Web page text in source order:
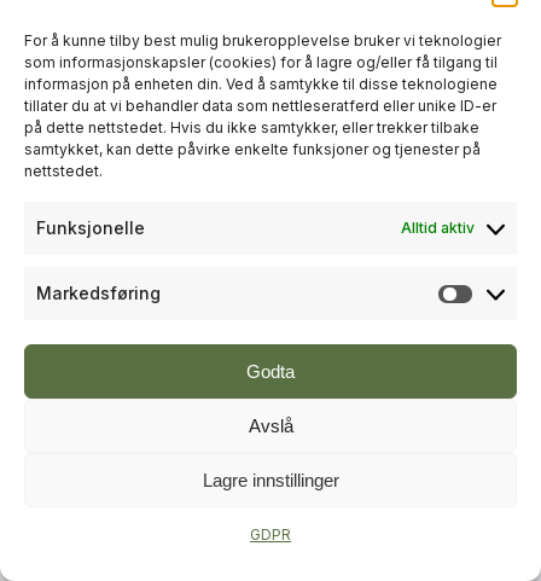
For å kunne tilby best mulig brukeropplevelse bruker vi teknologier
som informasjonskapsler (cookies) for å lagre og/eller få tilgang til
informasjon på enheten din. Ved å samtykke til disse teknologiene
tillater du at vi behandler data som nettleseratferd eller unike ID-er
på dette nettstedet. Hvis du ikke samtykker, eller trekker tilbake
samtykket, kan dette påvirke enkelte funksjoner og tjenester på
nettstedet.
Funksjonelle Alltid aktiv
Markedsføring
Godta
Avslå
Lagre innstillinger
GDPR
+ PLUSS
TRE
limtreproduksjon